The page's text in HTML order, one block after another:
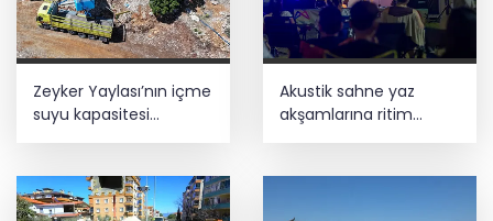
Zeyker Yaylası’nın içme
suyu kapasitesi
güçlendirildi
Akustik sahne yaz
akşamlarına ritim
katıyor